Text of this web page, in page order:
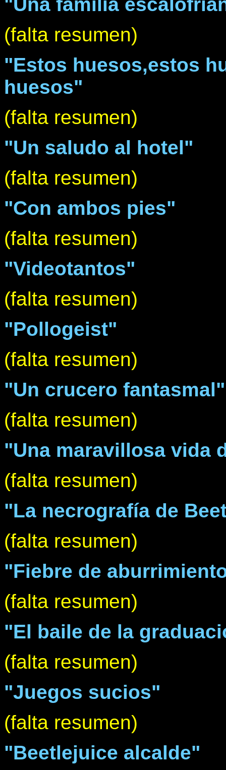
(falta resumen)
"Estos huesos,estos
huesos"
(falta resumen)
"Un saludo al hotel"
(falta resumen)
"Con ambos pies"
(falta resumen)
"Videotantos"
(falta resumen)
"Pollogeist"
(falta resumen)
"Un crucero fantasmal"
(falta resumen)
"Una maravillosa vida
(falta resumen)
"La necrografía de
(falta resumen)
"Fiebre de
(falta resumen)
"El baile de la
(falta resumen)
"Juegos sucios"
(falta resumen)
"Beetlejuice alcalde"